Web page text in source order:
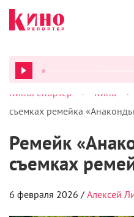
ВСЕ ПОДКАСТЫ
КиноРепортер > Кино >
съемках ремейка
Ремейк
съемках
6 февраля 2026 / Алексей